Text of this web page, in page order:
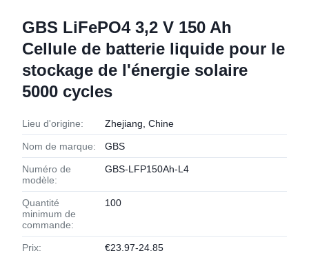
GBS LiFePO4 3,2 V 150 Ah
Cellule de batterie liquide pour le
stockage de l'énergie solaire
5000 cycles
Lieu d'origine: Zhejiang, Chine
Nom de marque: GBS
Numéro de
modèle:
GBS-LFP150Ah-L4
Quantité
minimum de
commande:
100
Prix: €23.97-24.85